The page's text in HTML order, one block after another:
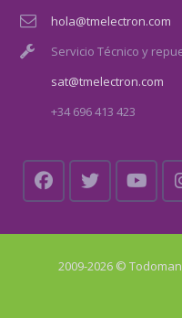
hola@tmelectron.com
Servicio Técnico y
sat@tmelectron.com
+34 696 413 423
2009-2026 ©